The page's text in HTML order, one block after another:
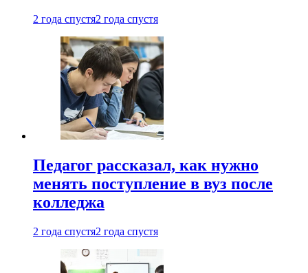
2 года спустя2 года спустя
Педагог рассказал, как нужно
менять поступление в вуз после
колледжа
2 года спустя2 года спустя